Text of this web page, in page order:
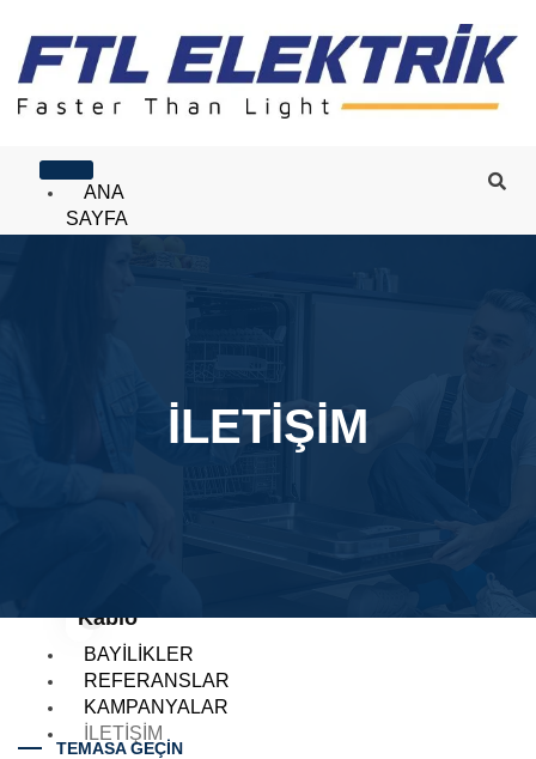
ANA
SAYFA
Malzemeleri
Kablo
BAYILIKLER
REFERANSLAR
KAMPANYALAR
İLETIŞIM
İLETİŞİM
TEMASA GEÇİN